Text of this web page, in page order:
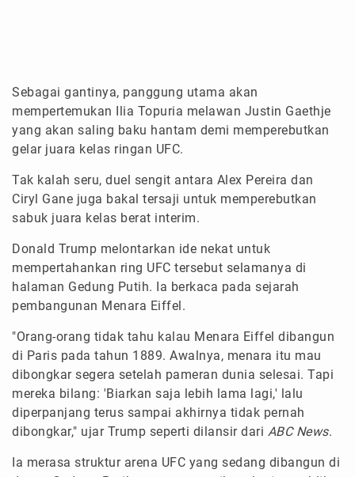
Sebagai gantinya, panggung utama akan
mempertemukan Ilia Topuria melawan Justin Gaethje
yang akan saling baku hantam demi memperebutkan
gelar juara kelas ringan UFC.
Tak kalah seru, duel sengit antara Alex Pereira dan
Ciryl Gane juga bakal tersaji untuk memperebutkan
sabuk juara kelas berat interim.
Donald Trump melontarkan ide nekat untuk
mempertahankan ring UFC tersebut selamanya di
halaman Gedung Putih. Ia berkaca pada sejarah
pembangunan Menara Eiffel.
"Orang-orang tidak tahu kalau Menara Eiffel dibangun
di Paris pada tahun 1889. Awalnya, menara itu mau
dibongkar segera setelah pameran dunia selesai. Tapi
mereka bilang: 'Biarkan saja lebih lama lagi,' lalu
diperpanjang terus sampai akhirnya tidak pernah
dibongkar," ujar Trump seperti dilansir dari ABC News.
Ia merasa struktur arena UFC yang sedang dibangun di